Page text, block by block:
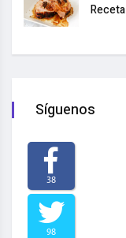
Síguenos
38
98